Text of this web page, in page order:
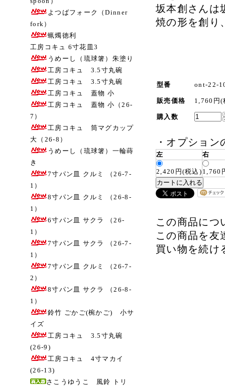
よつばフォーク（Dinner
fork）
蝋燭徳利
工房コキュ 6寸花皿3
うめーし（琉球箸）朱塗り
工房コキュ 3.5寸丸碗
工房コキュ 3.5寸丸碗
工房コキュ 蓋物 小
工房コキュ 蓋物 小（26-
7）
工房コキュ 筒マグカップ
大（26-8）
うめーし（琉球箸）一輪蒔
き
7寸パン皿 クルミ （26-7-
1）
8寸パン皿 クルミ （26-8-
1）
6寸パン皿 サクラ （26-
1）
7寸パン皿 サクラ （26-7-
1）
7寸パン皿 クルミ （26-7-
2）
8寸パン皿 サクラ （26-8-
1）
鈴竹 ごかご(椀かご) 小サ
イズ
工房コキュ 3.5寸丸碗
(26-9)
工房コキュ 4寸マカイ
(26-13)
さこうゆうこ 風鈴 トリ
坂本創さんは
焼の形を創り
型番 ont-22-
販売価格 1,760円(
購入数
・ オプション
左 右
2,420円(税込) 1,760
この商品につ
この商品を友
買い物を続け